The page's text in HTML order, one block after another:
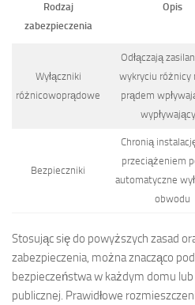
Rodzaj
zabezpieczenia
Opis
Wyłączniki
różnicowoprądowe
Odłączają
wykryciu różnicy
prądem
Bezpieczniki
Chronią
przeciążeniem
automatyczne
obwodu
Stosując się do powyższych zasad
zabezpieczenia, można znacząco
bezpieczeństwa w każdym domu
publicznej. Prawidłowe